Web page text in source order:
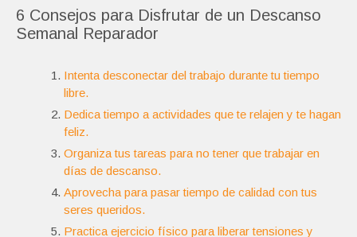
6 Consejos para Disfrutar de un Descanso
Semanal Reparador
Intenta desconectar del trabajo durante tu tiempo
libre.
Dedica tiempo a actividades que te relajen y te hagan
feliz.
Organiza tus tareas para no tener que trabajar en
días de descanso.
Aprovecha para pasar tiempo de calidad con tus
seres queridos.
Practica ejercicio físico para liberar tensiones y